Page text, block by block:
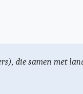
die samen met